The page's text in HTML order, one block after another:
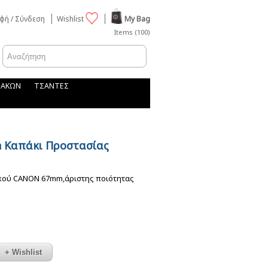
/ Σύνδεση Wishlist My Bag
Items (100)
ΤΣΑΝΤΕΣ
Προστασίας
CANON 67mm,άριστης ποιότητας